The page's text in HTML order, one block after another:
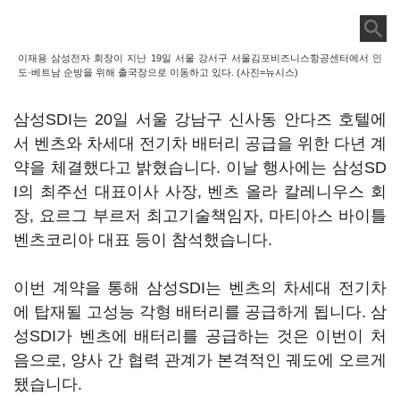
이재용 삼성전자 회장이 지난 19일 서울 강서구 서울김포비즈니스항공센터에서 인
도·베트남 순방을 위해 출국장으로 이동하고 있다. (사진=뉴시스)
삼성SDI는 20일 서울 강남구 신사동 안다즈 호텔에
서 벤츠와 차세대 전기차 배터리 공급을 위한 다년 계
약을 체결했다고 밝혔습니다. 이날 행사에는 삼성SD
I의 최주선 대표이사 사장, 벤츠 올라 칼레니우스 회
장, 요르그 부르저 최고기술책임자, 마티아스 바이틀
벤츠코리아 대표 등이 참석했습니다.
이번 계약을 통해 삼성SDI는 벤츠의 차세대 전기차
에 탑재될 고성능 각형 배터리를 공급하게 됩니다. 삼
성SDI가 벤츠에 배터리를 공급하는 것은 이번이 처
음으로, 양사 간 협력 관계가 본격적인 궤도에 오르게
됐습니다.